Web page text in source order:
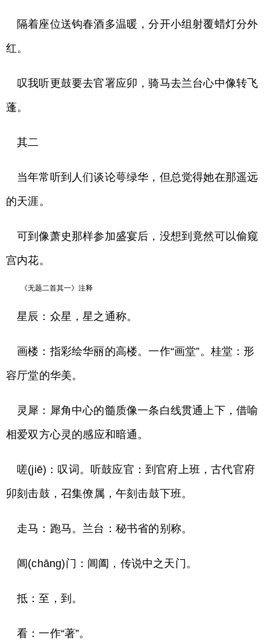
隔着座位送钩春酒多温暖，分开小组射覆蜡灯分外
红。
叹我听更鼓要去官署应卯，骑马去兰台心中像转飞
蓬。
其二
当年常听到人们谈论萼绿华，但总觉得她在那遥远
的天涯。
可到像萧史那样参加盛宴后，没想到竟然可以偷窥
宫内花。
《无题二首其一》注释
星辰：众星，星之通称。
画楼：指彩绘华丽的高楼。一作“画堂”。桂堂：形
容厅堂的华美。
灵犀：犀角中心的髓质像一条白线贯通上下，借喻
相爱双方心灵的感应和暗通。
嗟(jiē)：叹词。听鼓应官：到官府上班，古代官府
卯刻击鼓，召集僚属，午刻击鼓下班。
走马：跑马。兰台：秘书省的别称。
阊(chāng)门：阊阖，传说中之天门。
抵：至，到。
看：一作“著”。